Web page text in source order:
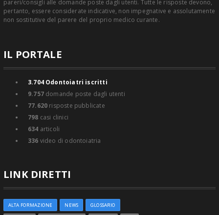
pareri/consigli alle domande poste dagli utenti. Tutte le risposte devono,
pertanto, essere considerate indicative, non impegnative e assolutamente
non sostitutive del parere del proprio medico curante.
IL PORTALE
3.704Odontoiatri iscritti
9.757domande poste dagli utenti
77.620 risposte pubblicate
798 casi clinici
634 articoli
336 video di odontoiatria
LINK DIRETTI
ALTA FORMAZIONE NEWS GLOSSARIO